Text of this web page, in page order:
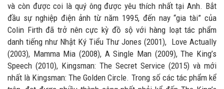
và còn được coi là quý ông được yêu thích nhất tại Anh. Bắt
đầu sự nghiệp điện ảnh từ năm 1995, đến nay “gia tài” của
Colin Firth đã trở nên cực kỳ đồ sộ với hàng loạt tác phẩm
danh tiếng như Nhật Ký Tiểu Thư Jones (2001), Love Actually
(2003), Mamma Mia (2008), A Single Man (2009), The King’s
Speech (2010), Kingsman: The Secret Service (2015) và mới
nhất là Kingsman: The Golden Circle. Trong số các tác phẩm kể